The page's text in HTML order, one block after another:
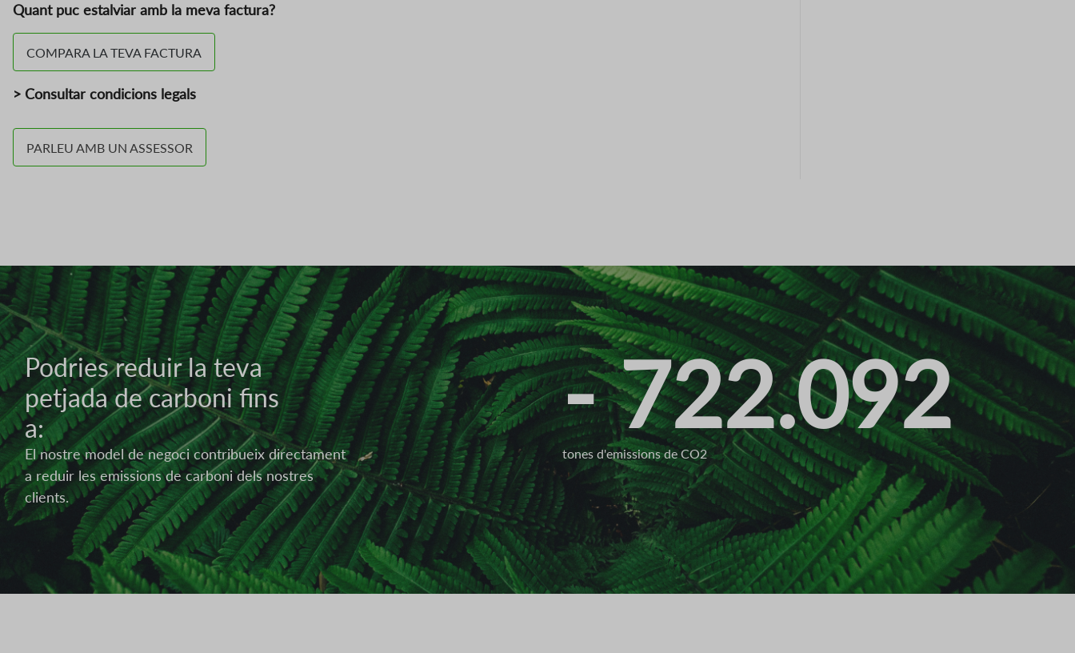
Quant puc estalviar amb la meva factura?
COMPARA LA TEVA FACTURA
> Consultar condicions legals
PARLEU AMB UN ASSESSOR
Imatge
Podries reduir la teva
petjada de carboni fins
a:
El nostre model de negoci contribueix directament
a reduir les emissions de carboni dels nostres
clients.
- 722.092
tones d'emissions de CO2